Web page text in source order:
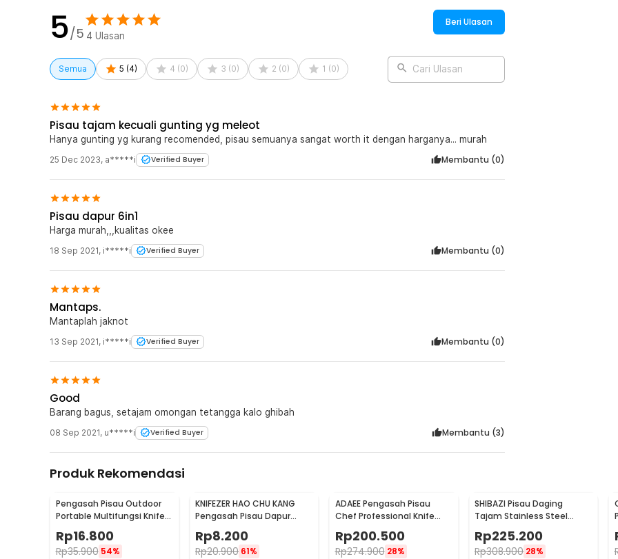
5/5 4 Ulasan
Beri Ulasan
Semua 5 (4) 4 (0) 3 (0) 2 (0) 1 (0) Cari Ulasan
Pisau tajam kecuali gunting yg meleot
Hanya gunting yg kurang recomended, pisau semuanya sangat worth it dengan harganya... murah
25 Dec 2023, a*****i Verified Buyer Membantu (0)
Pisau dapur 6in1
Harga murah,,,kualitas okee
18 Sep 2021, i*****i Verified Buyer Membantu (0)
Mantaps.
Mantaplah jaknot
13 Sep 2021, i*****i Verified Buyer Membantu (0)
Good
Barang bagus, setajam omongan tetangga kalo ghibah
08 Sep 2021, u*****i Verified Buyer Membantu (3)
Produk Rekomendasi
Pengasah Pisau Outdoor
Portable Multifungsi Knife
Sharpener - Y88
Rp16.800
Rp35.900 54%
KNIFEZER HAO CHU KANG
Pengasah Pisau Dapur
Knife Sharpener 3 Slot - RS-
168
Rp8.200
Rp20.900 61%
ADAEE Pengasah Pisau
Chef Professional Knife
Rp200.500
Rp274.900 28%
SHIBAZI Pisau Daging
Tajam Stainless Steel
S601
Rp225.200
Rp308.900 28%